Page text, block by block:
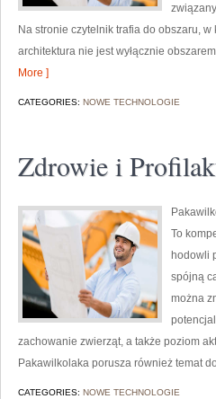
Na stronie czytelnik trafia do obszaru,
architektura nie jest wyłącznie
More ]
CATEGORIES: NOWE TECHNOLOGIE
Zdrowie i
To
hodowli
spójną
można
zachowanie zwierząt, a także poziom
Pakawilkolaka porusza również temat
CATEGORIES: NOWE TECHNOLOGIE